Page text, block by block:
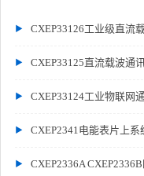
CXEP33126工业级直流
CXEP33125直流载波通
CXEP33124工业物联网
CXEP2341电能表片上系
CXEP2336A